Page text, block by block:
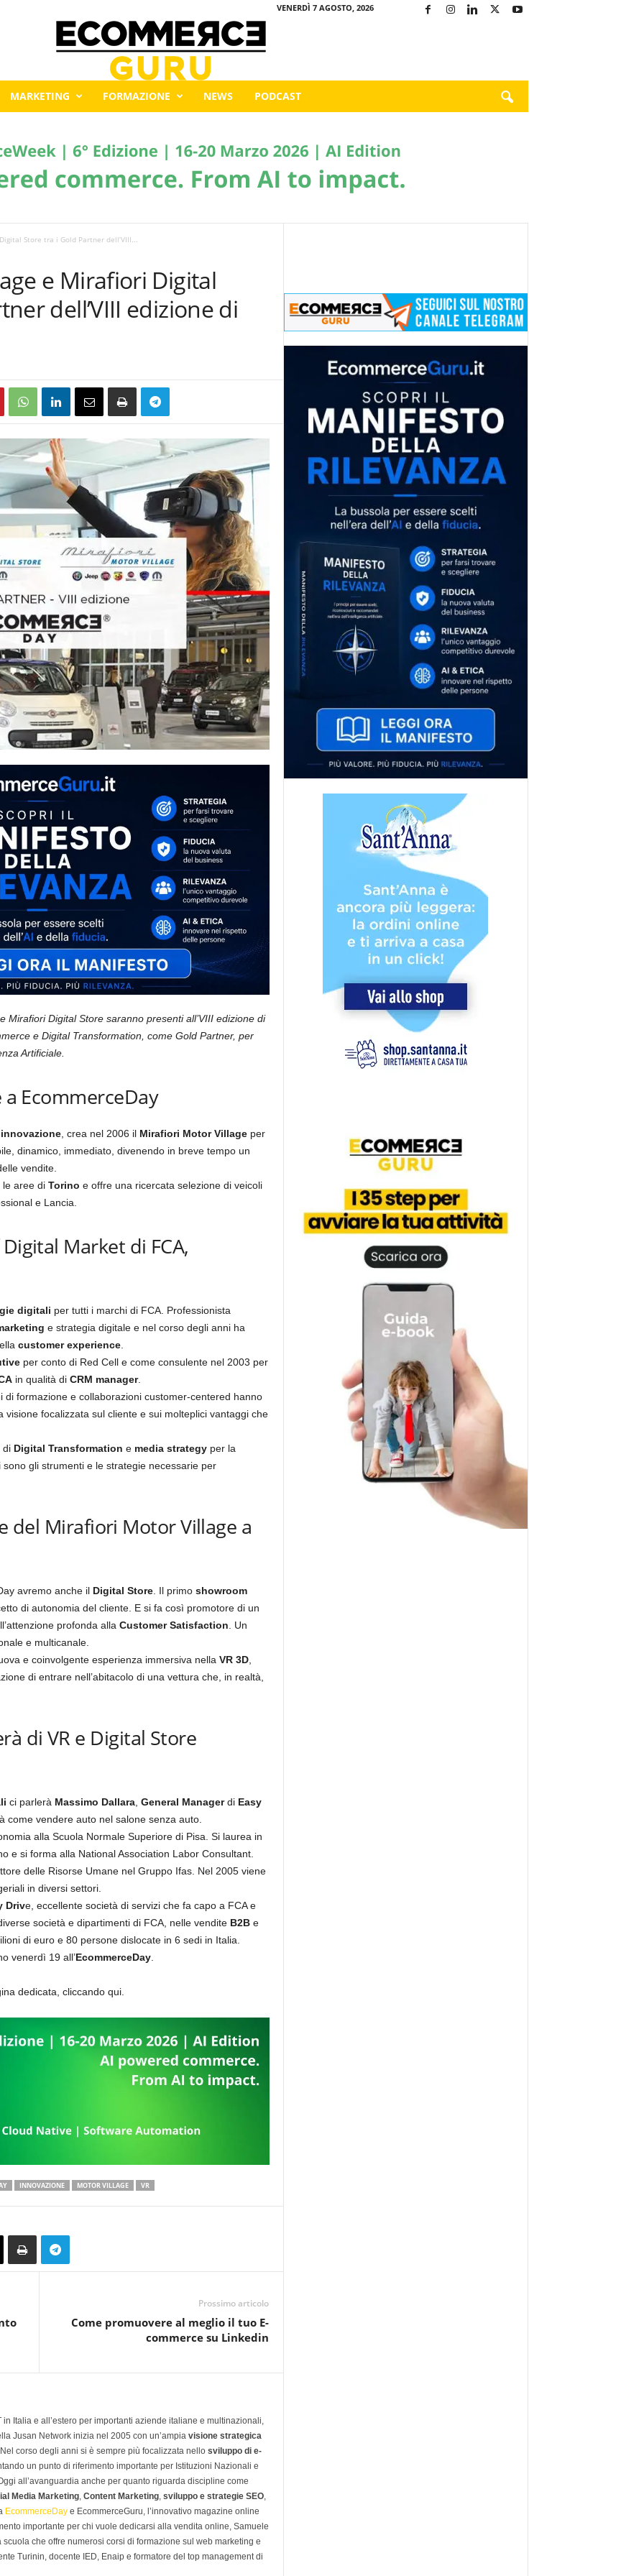
VENERDÌ 7 AGOSTO, 2026
MARKETING FORMAZIONE NEWS PODCAST
Store tra i Gold Partner dell’VIII...
e Mirafiori Digital
dell’VIII edizione di
Digital Store saranno presenti all’VIII edizione di
e Digital Transformation, come Gold Partner, per
Artificiale.
EcommerceDay
innovazione, crea nel 2006 il Mirafiori Motor Villageper
dinamico, immediato, divenendo in breve tempo un
vendite.
le aree di Torino e offre una ricercata selezione di veicoli
e Lancia.
Market di FCA,
digitali per tutti i marchi di FCA. Professionista
e strategia digitale e nel corso degli anni ha
customer experience.
per conto di Red Cell e come consulente nel 2003 per
in qualità di CRM manager.
formazione e collaborazioni customer-centered hanno
focalizzata sul cliente e sui molteplici vantaggi che
di Digital Transformation e media strategyper la
sono gli strumenti e le strategie necessarie per
del Mirafiori Motor Village a
avremo anche il Digital Store. Il primo showroom
di autonomia del cliente. E si fa così promotore di un
profonda alla Customer Satisfaction . Un
e multicanale.
e coinvolgente esperienza immersiva nella VR 3D,
di entrare nell’abitacolo di una vettura che, in realtà,
di VR e Digital Store
ci parlerà Massimo Dallara, General Managerdi Easy
come vendere auto nel salone senza auto.
alla Scuola Normale Superiore di Pisa. Si laurea in
e si forma alla National Association Labor Consultant.
delle Risorse Umane nel Gruppo Ifas. Nel 2005 viene
in diversi settori.
Drive, eccellente società di servizi che fa capo a FCA e
società e dipartimenti di FCA, nelle vendite B2Be
di euro e 80 persone dislocate in 6 sedi in Italia.
venerdì 19 all’EcommerceDay.
dedicata, cliccando qui.
INNOVAZIONE MOTOR VILLAGE VR
Prossimo articolo
Come promuovere al meglio il tuo E-
commerce su Linkedin
Italia e all’estero per importanti aziende italiane e multinazionali,
Jusan Network inizia nel 2005 con un’ampia visione strategica
corso degli anni si è sempre più focalizzata nello sviluppo di e-
un punto di riferimento importante per Istituzioni Nazionali e
all’avanguardia anche per quanto riguarda discipline come
Media Marketing, Content Marketing, sviluppo e strategie SEO,
EcommerceDaye EcommerceGuru, l’innovativo magazine online
importante per chi vuole dedicarsi alla vendita online, Samuele
che offre numerosi corsi di formazione sul web marketing e
Turinin, docente IED, Enaip e formatore del top management di